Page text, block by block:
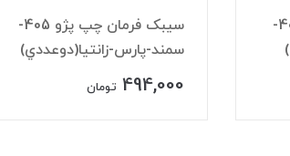
سيبک فرمان راست پژو 405-
سيبک فرمان چپ پژو 405-
سمند-پارس-زانتيا(دوعددي)
494,000 تومان